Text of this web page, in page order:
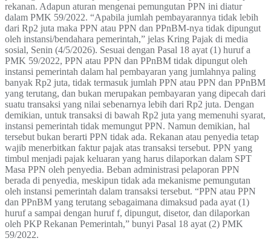
rekanan. Adapun aturan mengenai pemungutan PPN ini diatur
dalam PMK 59/2022. “Apabila jumlah pembayarannya tidak lebih
dari Rp2 juta maka PPN atau PPN dan PPnBM-nya tidak dipungut
oleh instansi/bendahara pemerintah,” jelas Kring Pajak di media
sosial, Senin (4/5/2026). Sesuai dengan Pasal 18 ayat (1) huruf a
PMK 59/2022, PPN atau PPN dan PPnBM tidak dipungut oleh
instansi pemerintah dalam hal pembayaran yang jumlahnya paling
banyak Rp2 juta, tidak termasuk jumlah PPN atau PPN dan PPnBM
yang terutang, dan bukan merupakan pembayaran yang dipecah dari
suatu transaksi yang nilai sebenarnya lebih dari Rp2 juta. Dengan
demikian, untuk transaksi di bawah Rp2 juta yang memenuhi syarat,
instansi pemerintah tidak memungut PPN. Namun demikian, hal
tersebut bukan berarti PPN tidak ada. Rekanan atau penyedia tetap
wajib menerbitkan faktur pajak atas transaksi tersebut. PPN yang
timbul menjadi pajak keluaran yang harus dilaporkan dalam SPT
Masa PPN oleh penyedia. Beban administrasi pelaporan PPN
berada di penyedia, meskipun tidak ada mekanisme pemungutan
oleh instansi pemerintah dalam transaksi tersebut. “PPN atau PPN
dan PPnBM yang terutang sebagaimana dimaksud pada ayat (1)
huruf a sampai dengan huruf f, dipungut, disetor, dan dilaporkan
oleh PKP Rekanan Pemerintah,” bunyi Pasal 18 ayat (2) PMK
59/2022.